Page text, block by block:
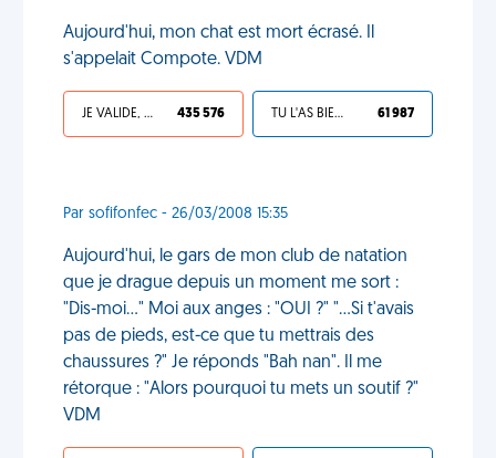
Aujourd'hui, mon chat est mort écrasé. Il
s'appelait Compote. VDM
JE VALIDE, C'EST UNE VDM 435 576 TU L'AS BIEN MÉRITÉ 61 987
Par sofifonfec - 26/03/2008 15:35
Aujourd'hui, le gars de mon club de natation
que je drague depuis un moment me sort :
"Dis-moi..." Moi aux anges : "OUI ?" "...Si t'avais
pas de pieds, est-ce que tu mettrais des
chaussures ?" Je réponds "Bah nan". Il me
rétorque : "Alors pourquoi tu mets un soutif ?"
VDM